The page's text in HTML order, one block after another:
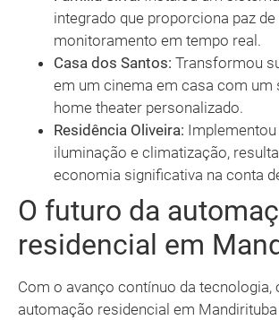
integrado que proporciona paz
monitoramento em tempo real.
Casa dos Santos: Transformou
em um cinema em casa com um
home theater personalizado.
Residência Oliveira:
iluminação e climatização,
economia significativa na conta
O futuro da
residencial em
Com o avanço contínuo da tecnologia,
automação residencial em